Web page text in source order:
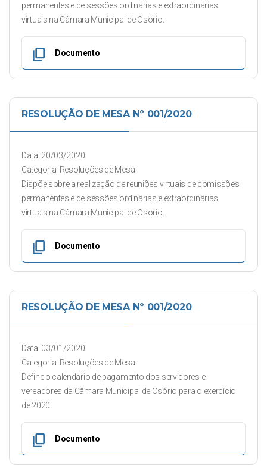
permanentes e de sessões ordinárias e extraordinárias
virtuais na Câmara Municipal de Osório.
content_copy Documento
RESOLUÇÃO DE MESA Nº 001/2020
Data: 20/03/2020
Categoria: Resoluções de Mesa
Dispõe sobre a realização de reuniões virtuais de comissões
permanentes e de sessões ordinárias e extraordinárias
virtuais na Câmara Municipal de Osório.
content_copy Documento
RESOLUÇÃO DE MESA Nº 001/2020
Data: 03/01/2020
Categoria: Resoluções de Mesa
Define o calendário de pagamento dos servidores e
vereadores da Câmara Municipal de Osório para o exercício
de 2020.
content_copy Documento